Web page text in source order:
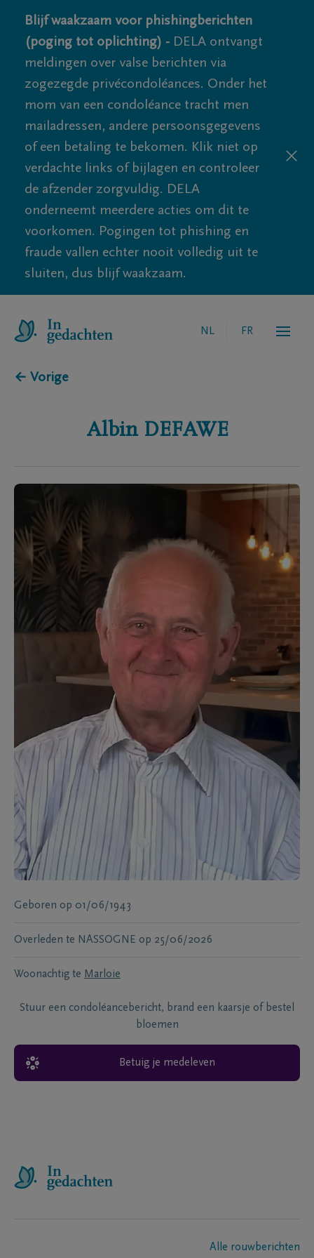
Blijf waakzaam voor phishingberichten
(poging tot oplichting) - DELA ontvangt
meldingen over valse berichten via
zogezegde privécondoléances. Onder het
mom van een condoléance tracht men
mailadressen, andere persoonsgegevens
of een betaling te bekomen. Klik niet op
verdachte links of bijlagen en controleer
de afzender zorgvuldig. DELA
onderneemt meerdere acties om dit te
voorkomen. Pogingen tot phishing en
fraude vallen echter nooit volledig uit te
sluiten, dus blijf waakzaam.
NL FR
← Vorige
Albin DEFAWE
Geboren op 01/06/1943
Overleden te NASSOGNE op 25/06/2026
Woonachtig te Marloie
Stuur een condoléancebericht, brand een kaarsje of bestel
bloemen
Betuig je medeleven
Alle rouwberichten